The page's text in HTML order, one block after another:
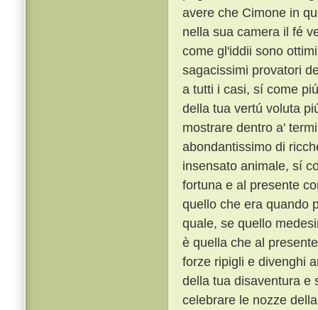
avere che Cimone in
nella sua camera il fé
come gl'iddii sono
sagacissimi provatori
a tutti i casi, sí come
della tua vertú voluta
mostrare dentro a'
abondantissimo di
insensato animale, sí
fortuna e al presente
quello che era quando
quale, se quello
è quella che al
forze ripigli e divenghi
della tua disaventura e
celebrare le nozze